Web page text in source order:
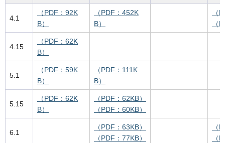
4.1
（PDF：92K
B）
（PDF：452K
B）
（
（
4.15
（PDF：62K
B）
5.1
（PDF：59K
B）
（PDF：111K
B）
5.15
（PDF：62K
B）
（PDF：62KB）
（PDF：60KB）
6.1
（PDF：63KB）
（PDF：77KB）
（
（